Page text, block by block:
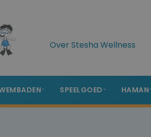
Over Stesha Wellness
SPEELGOED HAMAN